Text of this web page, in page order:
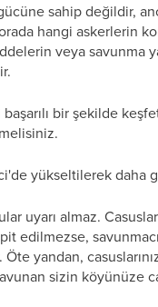
gücüne sahip değildir,
hangi askerlerin
veya savunma
bir şekilde
yükseltilerek daha
uyarı almaz.
edilmezse,
yandan,
sizin köyünüze